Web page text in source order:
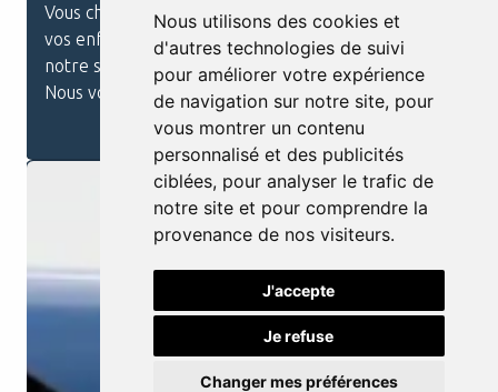
Nous utilisons des cookies et
d'autres technologies de suivi
pour améliorer votre expérience
de navigation sur notre site, pour
vous montrer un contenu
personnalisé et des publicités
ciblées, pour analyser le trafic de
notre site et pour comprendre la
provenance de nos visiteurs.
J'accepte
Je refuse
Changer mes préférences
Vous cherchez un cadeau original et ludique pour
vos enfants ou vos petits-enfants ? Découvrez
notre sélection de
Jouet en bois à Courtomer
Nous vous proposons...
En savoir plus